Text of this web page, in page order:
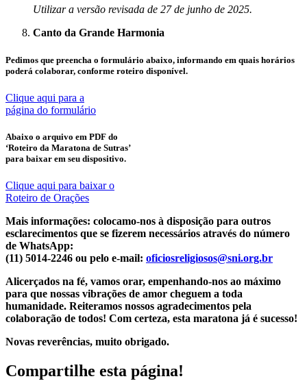
Utilizar a versão revisada de 27 de junho de 2025.
Canto da Grande Harmonia
Pedimos que preencha o formulário abaixo, informando em quais horários
poderá colaborar, conforme roteiro disponível.
Clique aqui para a
página do formulário
Abaixo o arquivo em PDF do
‘Roteiro da Maratona de Sutras’
para baixar em seu dispositivo.
Clique aqui para baixar o
Roteiro de Orações
Mais informações: colocamo-nos à disposição para outros
esclarecimentos que se fizerem necessários através do número
de WhatsApp:
(11) 5014-2246 ou pelo e-mail: oficiosreligiosos@sni.org.br
Alicerçados na fé, vamos orar, empenhando-nos ao máximo
para que nossas vibrações de amor cheguem a toda
humanidade. Reiteramos nossos agradecimentos pela
colaboração de todos! Com certeza, esta maratona já é sucesso!
Novas reverências, muito obrigado.
Compartilhe esta página!